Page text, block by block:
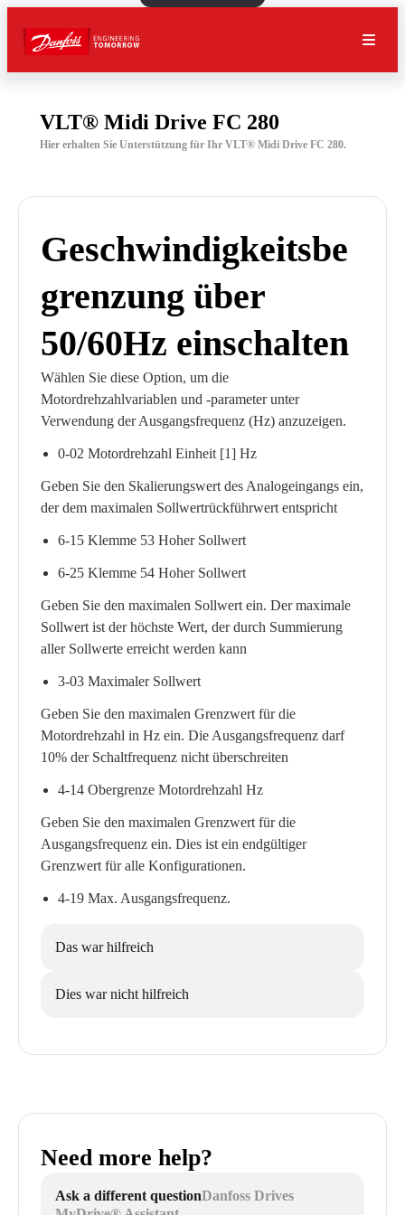
VLT® Midi Drive FC 280
Hier erhalten Sie Unterstützung für Ihr VLT® Midi Drive FC 280.
Geschwindigkeitsbe
grenzung über
50/60Hz einschalten
Wählen Sie diese Option, um die
Motordrehzahlvariablen und -parameter unter
Verwendung der Ausgangsfrequenz (Hz) anzuzeigen.
0-02 Motordrehzahl Einheit [1] Hz
Geben Sie den Skalierungswert des Analogeingangs ein,
der dem maximalen Sollwertrückführwert entspricht
6-15 Klemme 53 Hoher Sollwert
6-25 Klemme 54 Hoher Sollwert
Geben Sie den maximalen Sollwert ein. Der maximale
Sollwert ist der höchste Wert, der durch Summierung
aller Sollwerte erreicht werden kann
3-03 Maximaler Sollwert
Geben Sie den maximalen Grenzwert für die
Motordrehzahl in Hz ein. Die Ausgangsfrequenz darf
10% der Schaltfrequenz nicht überschreiten
4-14 Obergrenze Motordrehzahl Hz
Geben Sie den maximalen Grenzwert für die
Ausgangsfrequenz ein. Dies ist ein endgültiger
Grenzwert für alle Konfigurationen.
4-19 Max. Ausgangsfrequenz.
Das war hilfreich
Dies war nicht hilfreich
Need more help?
Ask a different questionDanfoss Drives